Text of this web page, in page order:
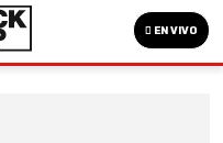
EN VIVO